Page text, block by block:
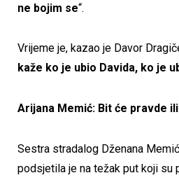
ne bojim se“.
Vrijeme je, kazao je Davor
kaže ko je ubio Davida, ko je
Arijana Memić: Bit će pravde
Sestra stradalog Dženana
podsjetila je na težak put koji su